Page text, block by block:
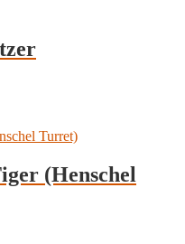
(Henschel